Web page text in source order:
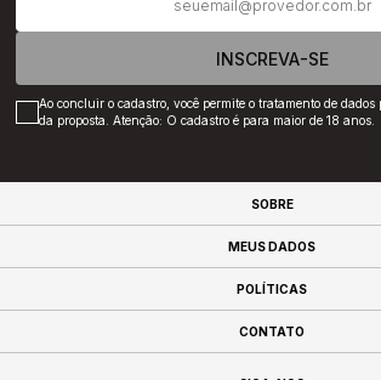
INSCREVA-SE
Ao concluir o cadastro, você permite o tratamento de
da proposta. Atenção: O cadastro é para maior de 18 anos.
SOBRE
MEUS DADOS
POLÍTICAS
CONTATO